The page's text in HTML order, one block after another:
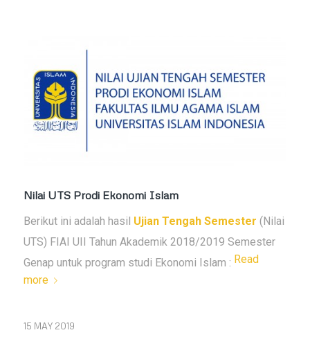
Nilai UTS Prodi Ekonomi Islam
Berikut ini adalah hasil Ujian Tengah Semester (Nilai
UTS) FIAI UII Tahun Akademik 2018/2019 Semester
Genap untuk program studi Ekonomi Islam : Read
more
15 MAY 2019